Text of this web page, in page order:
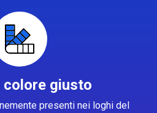
colore giusto
presenti nei loghi del